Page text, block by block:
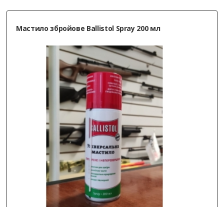
Мастило збройове Ballistol Spray 200 мл